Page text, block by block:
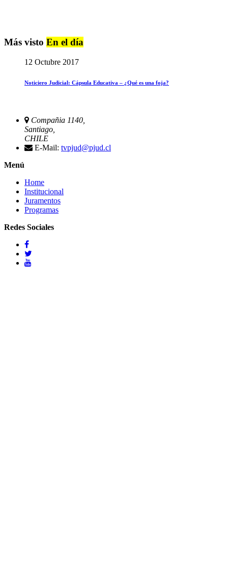
Más visto En el día
12 Octubre 2017
Noticiero Judicial: Cápsula Educativa – ¿Qué es una foja?
Compañia 1140,
Santiago,
CHILE
E-Mail: tvpjud@pjud.cl
Menú
Home
Institucional
Juramentos
Programas
Redes Sociales